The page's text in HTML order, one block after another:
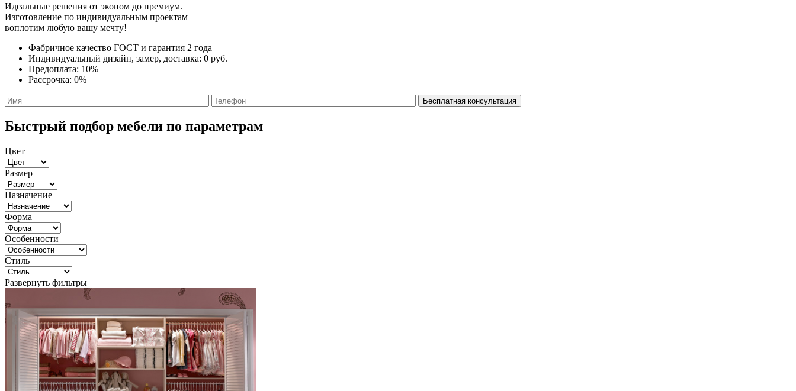
Идеальные решения от эконом до премиум.
Изготовление по индивидуальным проектам —
воплотим любую вашу мечту!
Фабричное качество ГОСТ и гарантия 2 года
Индивидуальный дизайн, замер, доставка: 0 руб.
Предоплата: 10%
Рассрочка: 0%
Быстрый подбор мебели по параметрам
Цвет
Размер
Назначение
Форма
Особенности
Стиль
Развернуть фильтры